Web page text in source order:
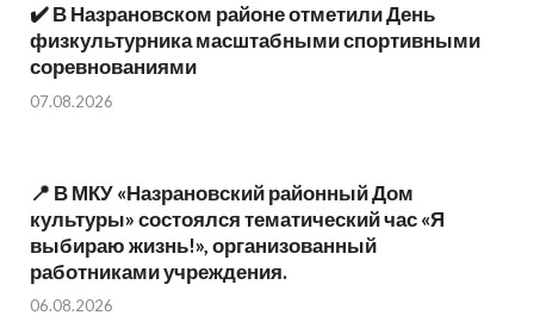
✔️ В Назрановском районе отметили День
физкультурника масштабными спортивными
соревнованиями
07.08.2026
📍 В МКУ «Назрановский районный Дом
культуры» состоялся тематический час «Я
выбираю жизнь!», организованный
работниками учреждения.
06.08.2026